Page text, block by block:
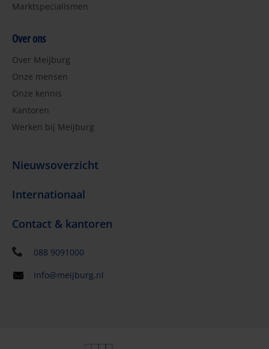
Marktspecialismen
Over ons
Over Meijburg
Onze mensen
Onze kennis
Kantoren
Werken bij Meijburg
Nieuwsoverzicht
Internationaal
Contact & kantoren
088 9091000
info@meijburg.nl